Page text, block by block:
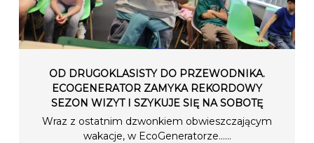
OD DRUGOKLASISTY DO PRZEWODNIKA.
ECOGENERATOR ZAMYKA REKORDOWY
SEZON WIZYT I SZYKUJE SIĘ NA SOBOTĘ
Wraz z ostatnim dzwonkiem obwieszczającym
wakacje, w EcoGeneratorze…...